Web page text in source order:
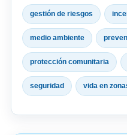
gestión de riesgos
medio ambiente
protección comunitaria
seguridad vida en